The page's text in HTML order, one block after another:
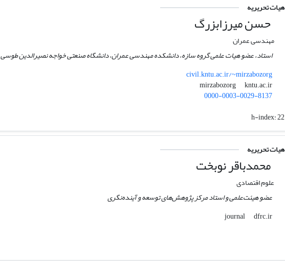
هیات تحریریه
حسن میرزابزرگ
مهندسی عمران
استاد، عضو ھیات علمی گروه سازه، دانشکده مهندسی عمران، دانشگاه صنعتی خواجه نصیرالدین طوسی
civil.kntu.ac.ir/~mirzabozorg
kntu.ac.ir
0000-0003-0029-8137
h-index:22
هیات تحریریه
محمدباقر نوبخت
علوم اقتصادی
عضو هیئت‌علمی و استاد مرکز پژوهش‌های توسعه و آینده‌نگری
dfrc.ir